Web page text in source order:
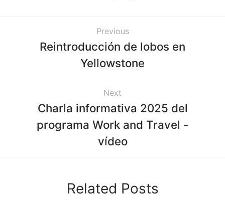
Previous
Reintroducción de lobos en
Yellowstone
Next
Charla informativa 2025 del
programa Work and Travel -
vídeo
Related Posts